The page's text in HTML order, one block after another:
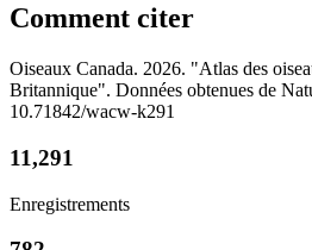
Comment citer
Oiseaux Canada. 2026. "Atlas des
Britannique". Données obtenues de
10.71842/wacw-k291
11,291
Enregistrements